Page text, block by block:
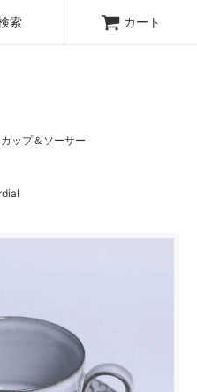
イストゴーなどの北欧ヴィンテ
リーなどの作家の作品が並びま
索 カート
カップ＆ソーサー